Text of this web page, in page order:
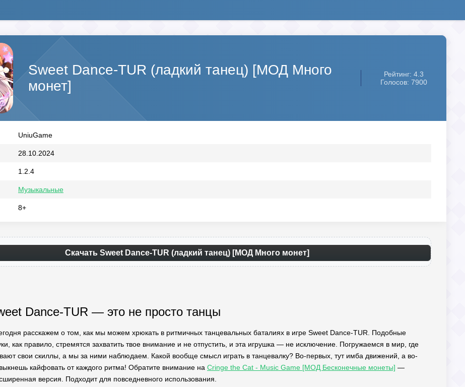
Sweet Dance-TUR (ладкий танец) [МОД Много
монет]
Рейтинг: 4.3
Голосов: 7900
UniuGame
28.10.2024
1.2.4
Музыкальные
8+
Скачать Sweet Dance-TUR (ладкий танец) [МОД Много монет]
Dance-TUR — это не просто танцы
расскажем о том, как мы можем хрюкать в ритмичных танцевальных баталиях в игре Sweet Dance-TUR. Подобные
как правило, стремятся захватить твое внимание и не отпустить, и эта игрушка — не исключение. Погружаемся в мир, где
свои скиллы, а мы за ними наблюдаем. Какой вообще смысл играть в танцевалку? Во-первых, тут имба движений, а во-
кайфовать от каждого ритма! Обратите внимание на Cringe the Cat - Music Game [МОД Бесконечные монеты] —
версия. Подходит для повседневного использования.